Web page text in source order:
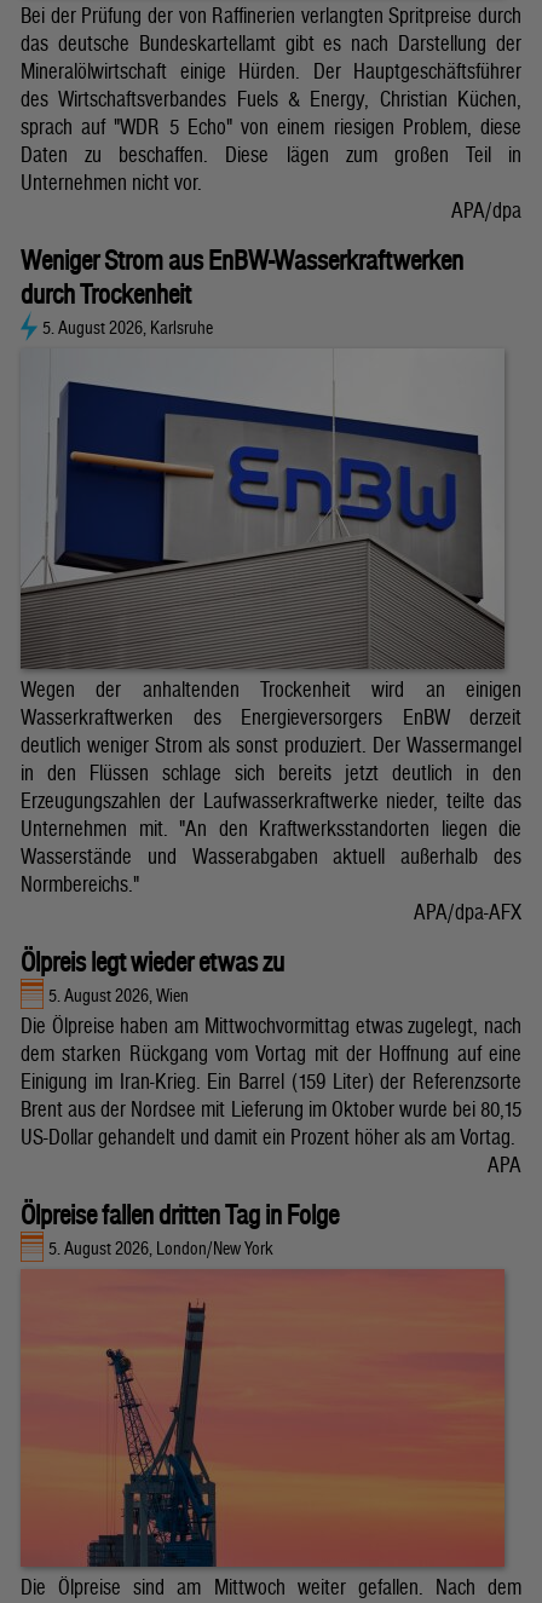
Bei der Prüfung der von Raffinerien verlangten Spritpreise durch
das deutsche Bundeskartellamt gibt es nach Darstellung der
Mineralölwirtschaft einige Hürden. Der Hauptgeschäftsführer
des Wirtschaftsverbandes Fuels & Energy, Christian Küchen,
sprach auf "WDR 5 Echo" von einem riesigen Problem, diese
Daten zu beschaffen. Diese lägen zum großen Teil in
Unternehmen nicht vor.
APA/dpa
Weniger Strom aus EnBW-Wasserkraftwerken
durch Trockenheit
5. August 2026, Karlsruhe
Wegen der anhaltenden Trockenheit wird an einigen
Wasserkraftwerken des Energieversorgers EnBW derzeit
deutlich weniger Strom als sonst produziert. Der Wassermangel
in den Flüssen schlage sich bereits jetzt deutlich in den
Erzeugungszahlen der Laufwasserkraftwerke nieder, teilte das
Unternehmen mit. "An den Kraftwerksstandorten liegen die
Wasserstände und Wasserabgaben aktuell außerhalb des
Normbereichs."
APA/dpa-AFX
Ölpreis legt wieder etwas zu
5. August 2026, Wien
Die Ölpreise haben am Mittwochvormittag etwas zugelegt, nach
dem starken Rückgang vom Vortag mit der Hoffnung auf eine
Einigung im Iran-Krieg. Ein Barrel (159 Liter) der Referenzsorte
Brent aus der Nordsee mit Lieferung im Oktober wurde bei 80,15
US-Dollar gehandelt und damit ein Prozent höher als am Vortag.
APA
Ölpreise fallen dritten Tag in Folge
5. August 2026, London/New York
Die Ölpreise sind am Mittwoch weiter gefallen. Nach dem